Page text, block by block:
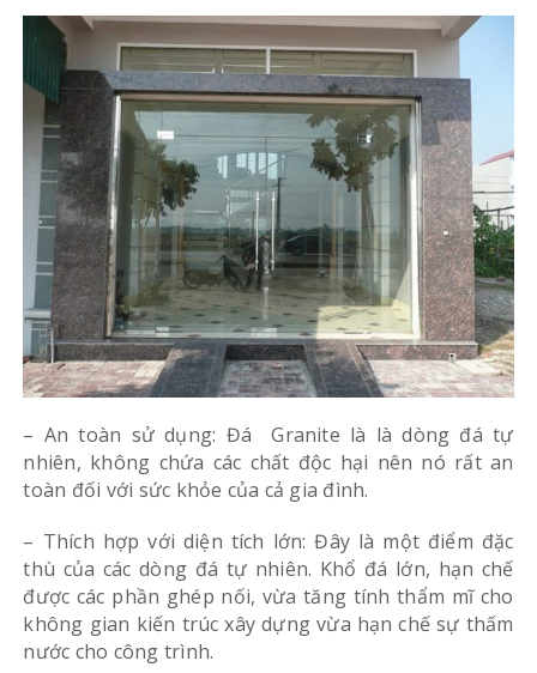
– An toàn sử dụng: Đá Granite là là dòng đá tự
nhiên, không chứa các chất độc hại nên nó rất an
toàn đối với sức khỏe của cả gia đình.
– Thích hợp với diện tích lớn: Đây là một điểm đặc
thù của các dòng đá tự nhiên. Khổ đá lớn, hạn chế
được các phần ghép nối, vừa tăng tính thẩm mĩ cho
không gian kiến trúc xây dựng vừa hạn chế sự thấm
nước cho công trình.